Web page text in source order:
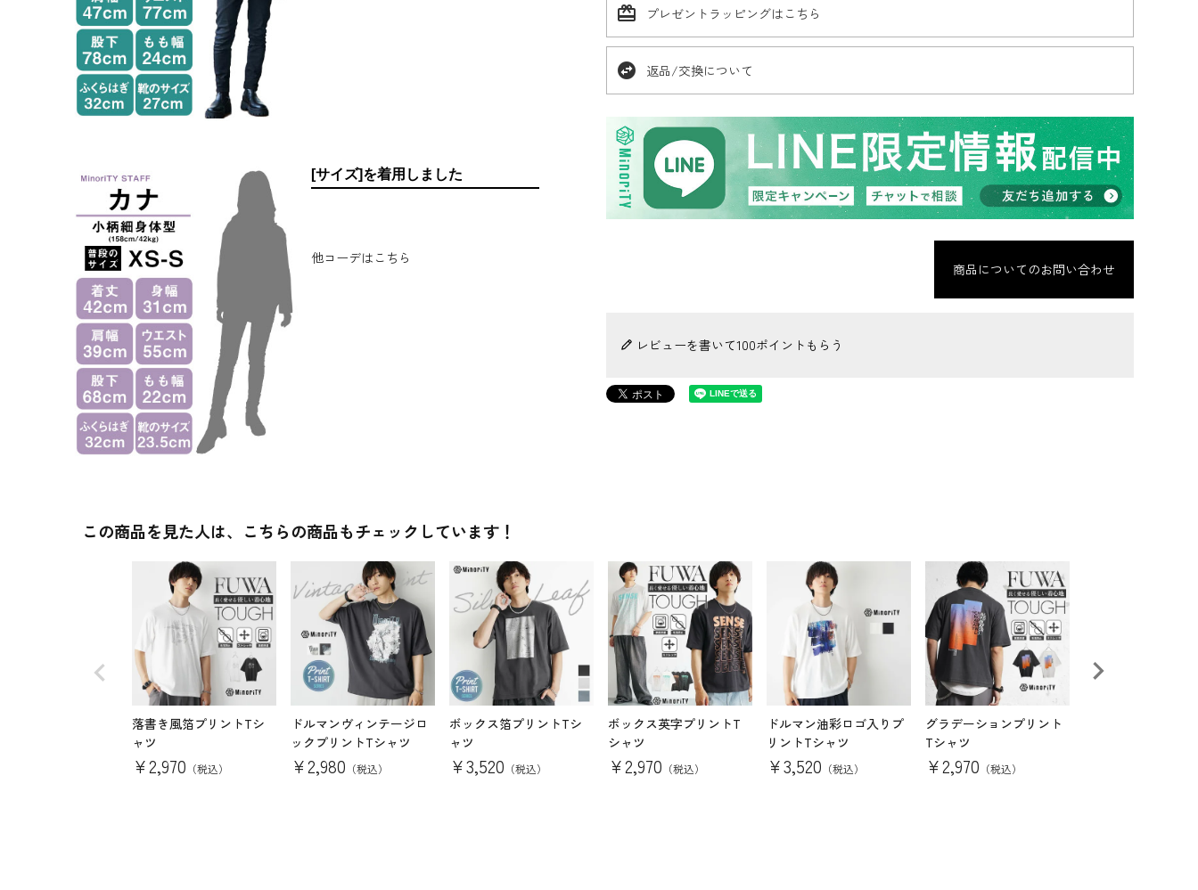
[サイズ]を着用しました
他コーデはこちら
card_giftcard プレゼントラッピングはこちら
swap_horizontal_circle 返品/交換について
商品についてのお問い合わせ
レビューを書いて100ポイントもらう
この商品を見た人は、こちらの商品もチェックしています！
落書き風箔プリントTシ
ャツ
¥2,970 （税込）
ドルマンヴィンテージロ
ックプリントTシャツ
¥2,980 （税込）
ボックス箔プリントTシ
ャツ
¥3,520 （税込）
ボックス英字プリントT
シャツ
¥2,970 （税込）
ドルマン油彩ロゴ入りプ
リントTシャツ
¥3,520 （税込）
グラデーションプリント
Tシャツ
¥2,970 （税込）